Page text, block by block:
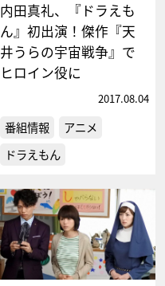
内田真礼、『ドラえも
ん』初出演！傑作『天
井うらの宇宙戦争』で
ヒロイン役に
2017.08.04
番組情報
アニメ
ドラえもん